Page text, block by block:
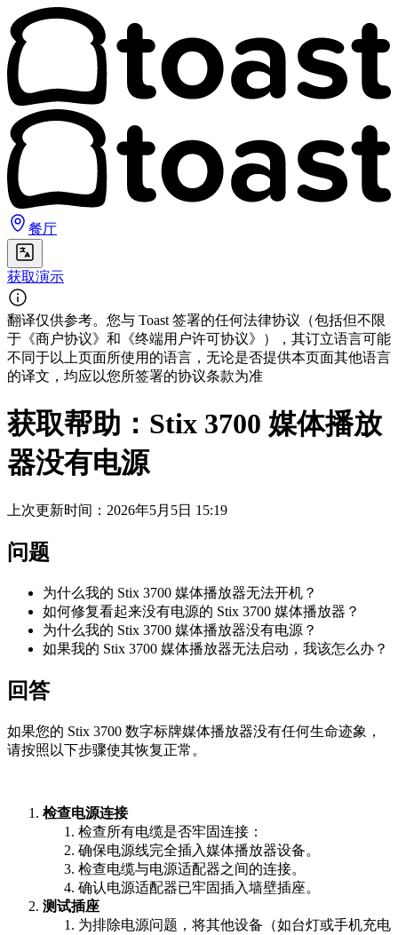
餐厅
获取演示
翻译仅供参考。您与 Toast 签署的任何法律协议（包括但不限
于《商户协议》和《终端用户许可协议》），其订立语言可能
不同于以上页面所使用的语言，无论是否提供本页面其他语言
的译文，均应以您所签署的协议条款为准
获取帮助：Stix 3700 媒体播放
器没有电源
上次更新时间：2026年5月5日 15:19
问题
为什么我的 Stix 3700 媒体播放器无法开机？
如何修复看起来没有电源的 Stix 3700 媒体播放器？
为什么我的 Stix 3700 媒体播放器没有电源？
如果我的 Stix 3700 媒体播放器无法启动，我该怎么办？
回答
如果您的 Stix 3700 数字标牌媒体播放器没有任何生命迹象，
请按照以下步骤使其恢复正常。
检查电源连接
检查所有电缆是否牢固连接：
确保电源线完全插入媒体播放器设备。
检查电缆与电源适配器之间的连接。
确认电源适配器已牢固插入墙壁插座。
测试插座
为排除电源问题，将其他设备（如台灯或手机充电